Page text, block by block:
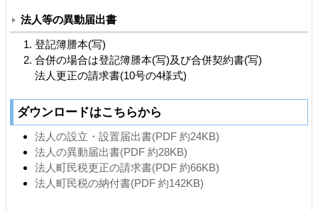
法人等の異動届出書
登記簿謄本(写)
合併の場合は登記簿謄本(写)及び合併契約書(写)
法人更正の請求書(10号の4様式)
ダウンロードはこちらから
法人の設立・設置届出書(PDF 約24KB)
法人の異動届出書(PDF 約28KB)
法人町民税更正の請求書(PDF 約66KB)
法人町民税の納付書(PDF 約142KB)